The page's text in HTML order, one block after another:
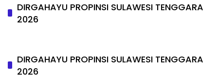
DIRGAHAYU PROPINSI SULAWESI TENGGARA
2026
DIRGAHAYU PROPINSI SULAWESI TENGGARA
2026